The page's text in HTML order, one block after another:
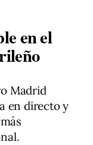
en el
Madrid
en directo y